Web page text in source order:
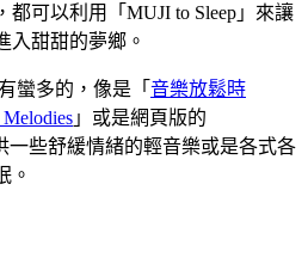
可以利用「MUJI to Sleep」來讓
入甜甜的夢鄉。
蠻多的，像是「 音樂放鬆時
」或是網頁版的
一些舒緩情緒的輕音樂或是各式各
。